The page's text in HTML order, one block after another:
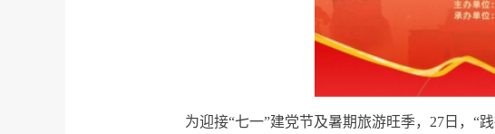
为迎接“七一”建党节及暑期旅游旺季，27日，